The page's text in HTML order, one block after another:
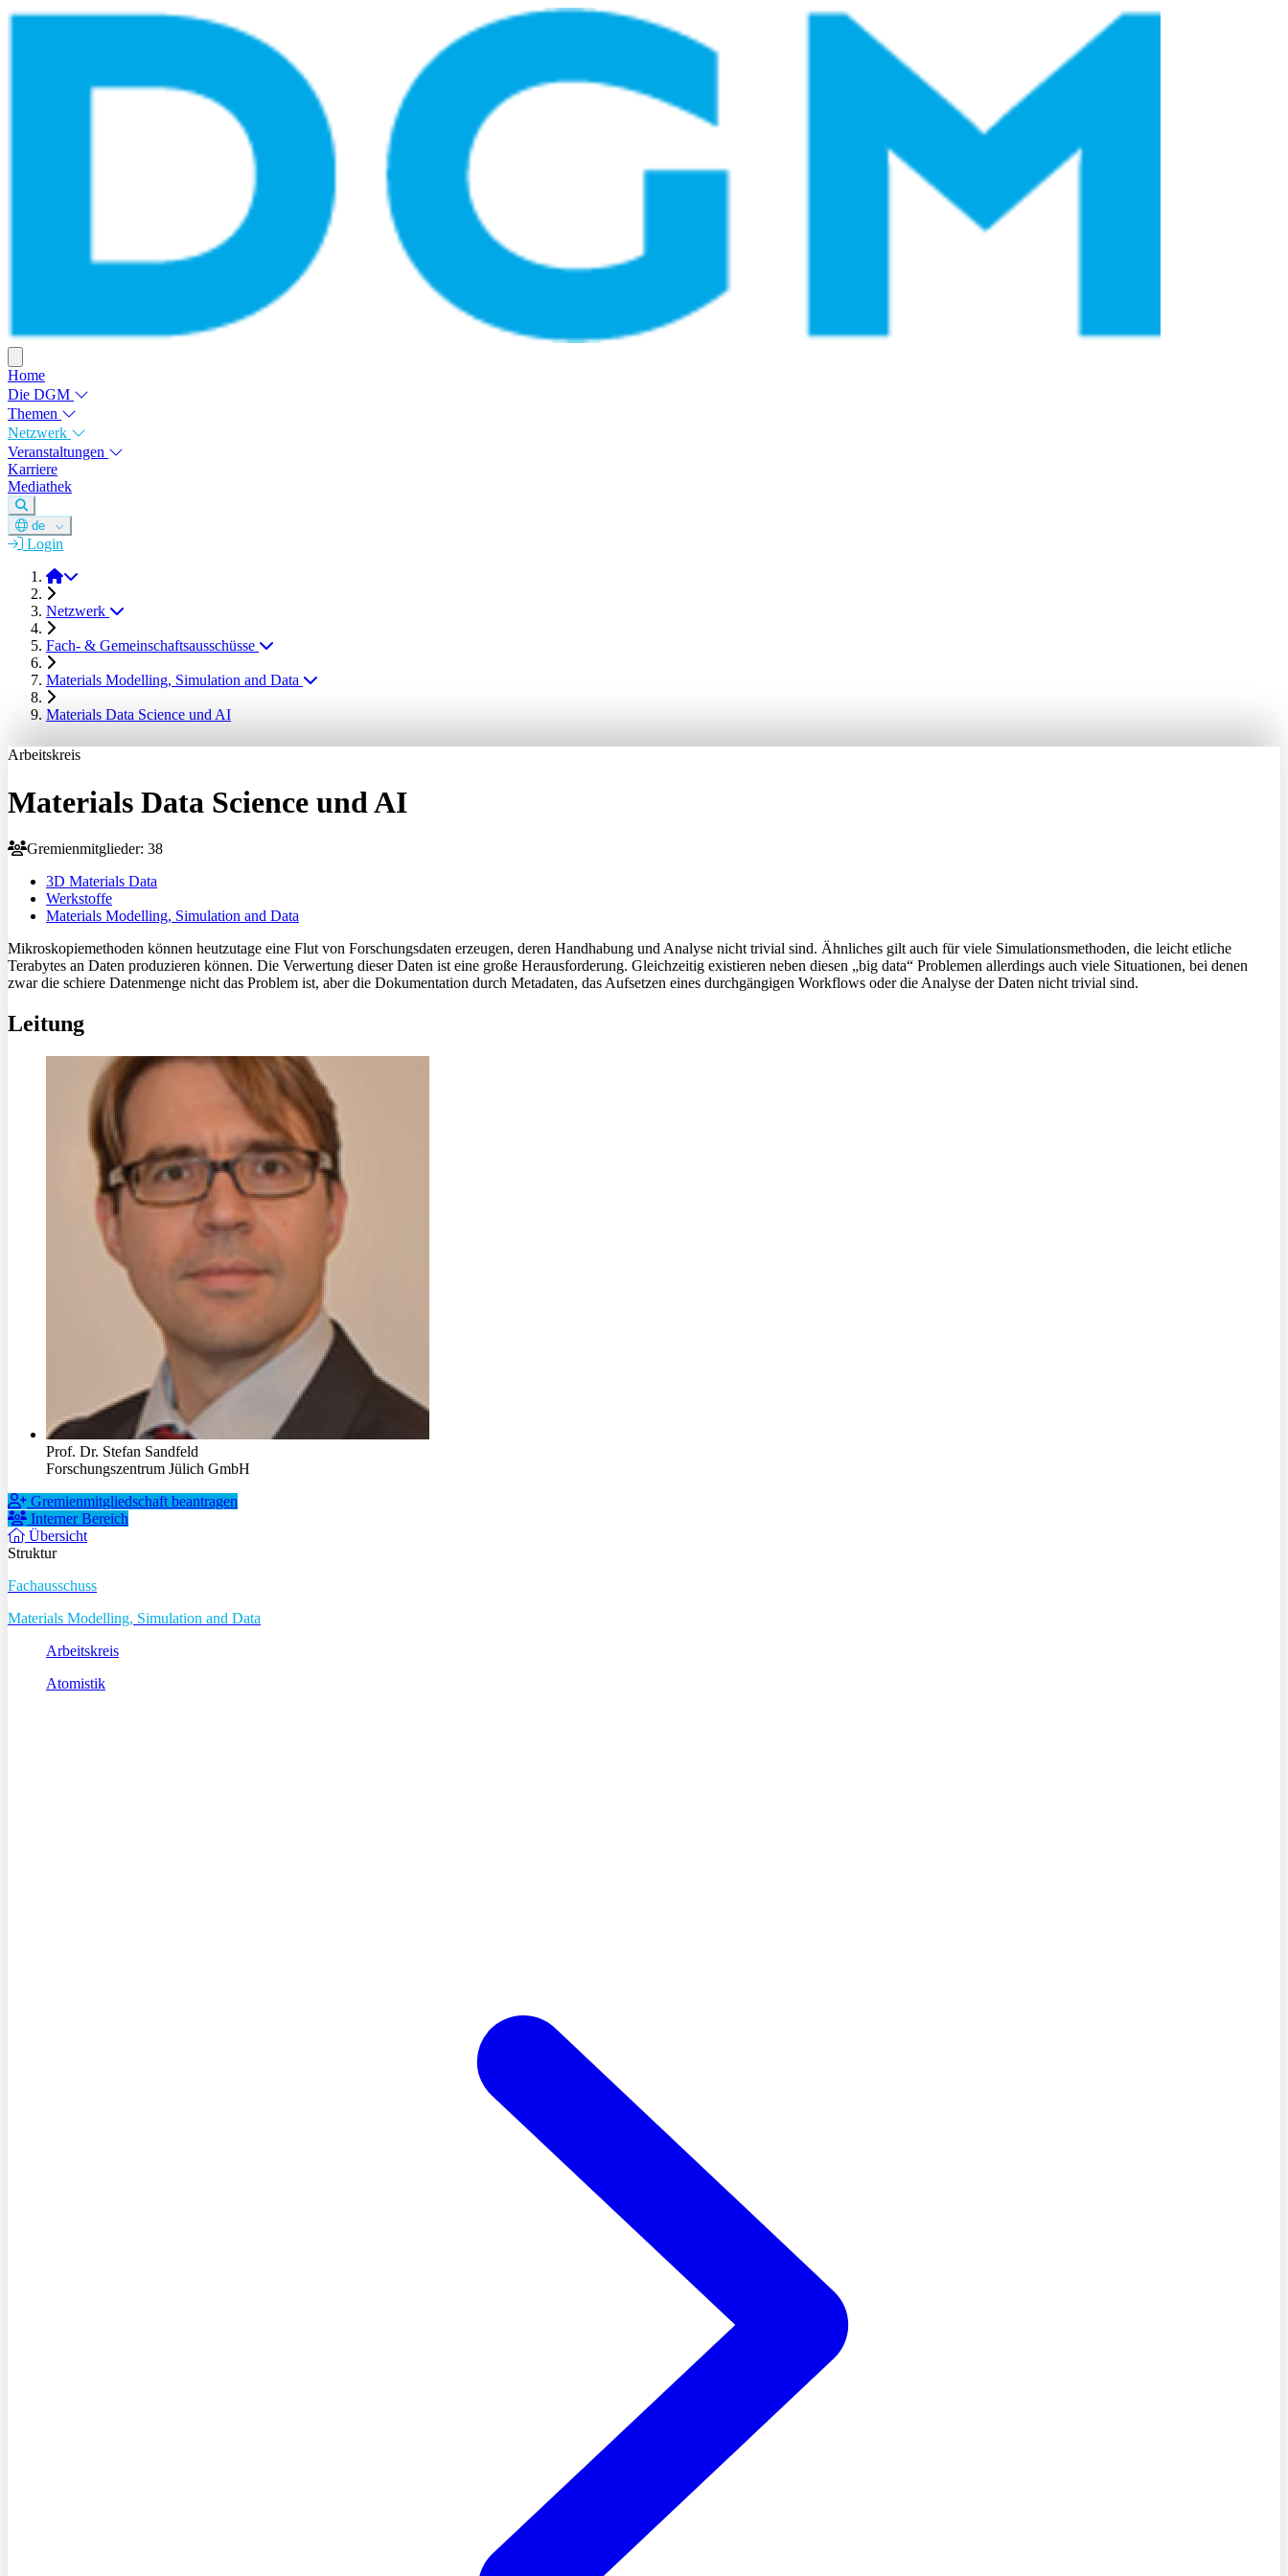
Home
Die DGM
Themen
Netzwerk
Veranstaltungen
Karriere
Mediathek
de
Login
DGM e.V.
Netzwerk
Fach- & Gemeinschaftsausschüsse
Materials Modelling, Simulation and Data
Materials Data Science und AI
Arbeitskreis
Materials Data Science und AI
Gremienmitglieder: 38
3D Materials Data
Werkstoffe
Materials Modelling, Simulation and Data
Mikroskopiemethoden können heutzutage eine Flut von Forschungsdaten erzeugen, deren Handhabung und Analyse nicht trivial sind. Ähnliches gilt auch für viele Simulationsmethoden, die leicht etliche
Terabytes an Daten produzieren können. Die Verwertung dieser Daten ist eine große Herausforderung. Gleichzeitig existieren neben diesen „big data“ Problemen allerdings auch viele Situationen, bei denen
zwar die schiere Datenmenge nicht das Problem ist, aber die Dokumentation durch Metadaten, das Aufsetzen eines durchgängigen Workflows oder die Analyse der Daten nicht trivial sind.
Leitung
Prof. Dr. Stefan Sandfeld
Forschungszentrum Jülich GmbH
Gremienmitgliedschaft beantragen
Interner Bereich
Übersicht
Struktur
Fachausschuss
Materials Modelling, Simulation and Data
Arbeitskreis
Atomistik